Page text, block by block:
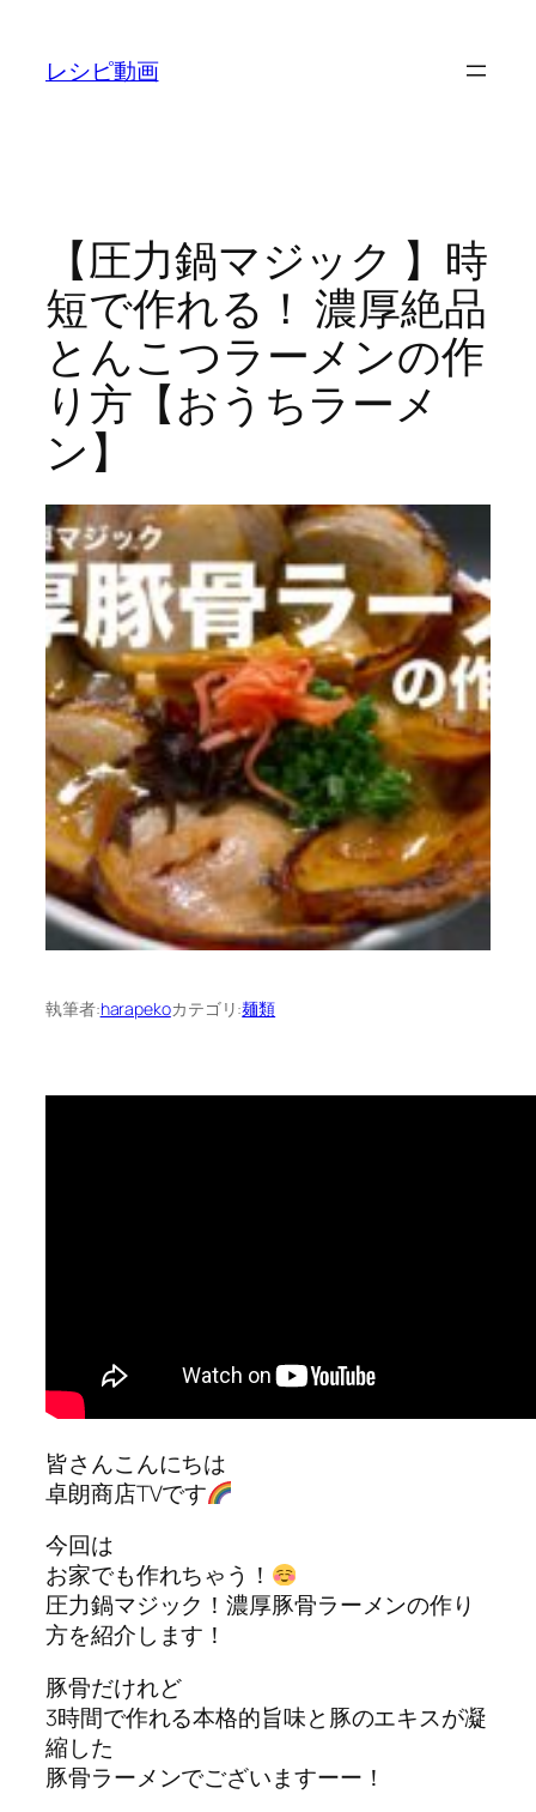
レシピ動画
【圧力鍋マジック 】時
短で作れる！ 濃厚絶品
とんこつラーメンの作
り方【おうちラーメ
ン】
執筆者:harapekoカテゴリ:麺類
皆さんこんにちは
卓朗商店TVです
今回は
お家でも作れちゃう！
圧力鍋マジック！濃厚豚骨ラーメンの作り
方を紹介します！
豚骨だけれど
3時間で作れる本格的旨味と豚のエキスが凝
縮した
豚骨ラーメンでございますーー！